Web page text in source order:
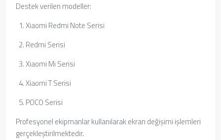
Destek verilen modeller:
Xiaomi Redmi Note Serisi
Redmi Serisi
Xiaomi Mi Serisi
Xiaomi T Serisi
POCO Serisi
Profesyonel ekipmanlar kullanılarak ekran değişimi işlemleri
gerçekleştirilmektedir.